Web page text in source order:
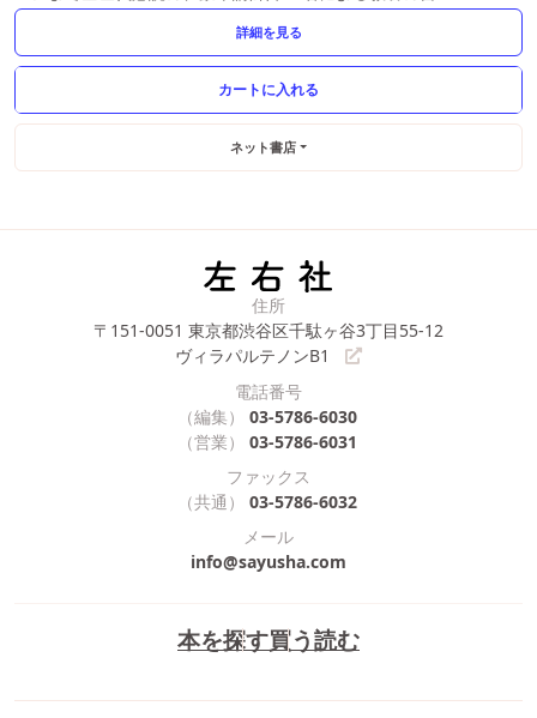
詳細を見る
ネット書店
本を探す買う読む
住所
〒151-0051 東京都渋谷区千駄ヶ谷3丁目55-12
ヴィラパルテノンB1
電話番号
（編集）
03-5786-6030
（営業）
03-5786-6031
ファックス
（共通）
03-5786-6032
メール
info@sayusha.com